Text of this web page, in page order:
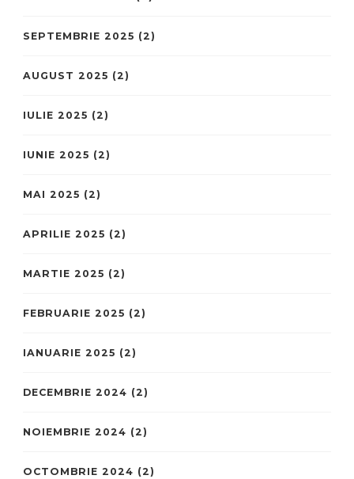
SEPTEMBRIE 2025 (2)
AUGUST 2025 (2)
IULIE 2025 (2)
IUNIE 2025 (2)
MAI 2025 (2)
APRILIE 2025 (2)
MARTIE 2025 (2)
FEBRUARIE 2025 (2)
IANUARIE 2025 (2)
DECEMBRIE 2024 (2)
NOIEMBRIE 2024 (2)
OCTOMBRIE 2024 (2)